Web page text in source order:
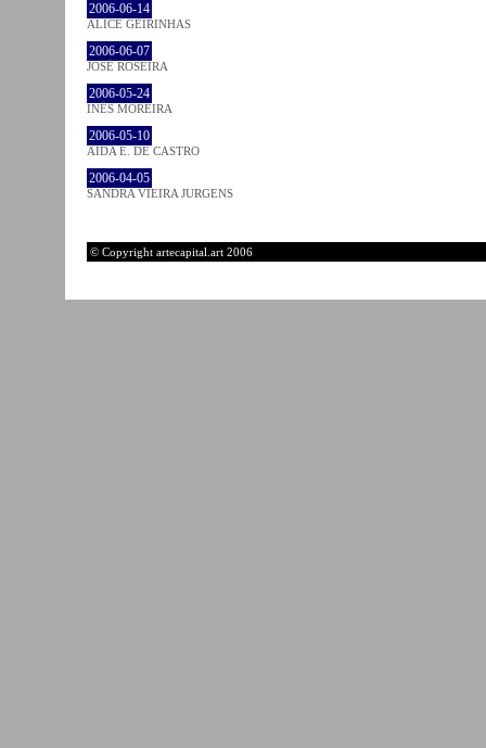
2006-06-14
ALICE GEIRINHAS
2006-06-07
JOSÉ ROSEIRA
2006-05-24
INÊS MOREIRA
2006-05-10
AIDA E. DE CASTRO
2006-04-05
SANDRA VIEIRA JURGENS
© Copyright artecapital.art 2006